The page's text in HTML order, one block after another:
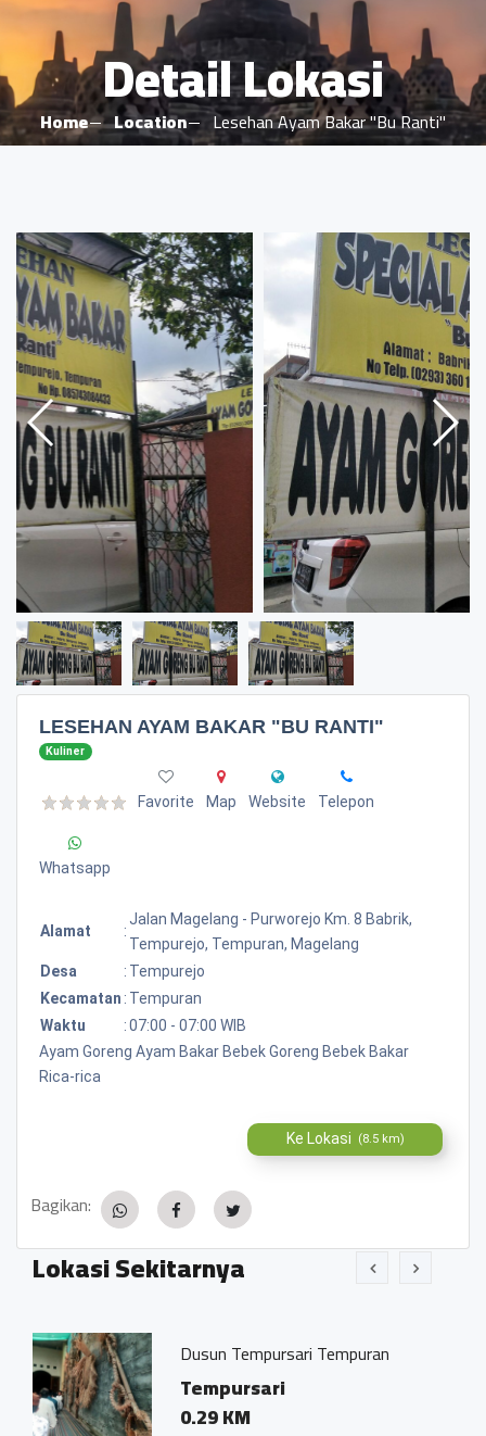
Detail Lokasi
Home Location Lesehan Ayam Bakar "Bu Ranti"
LESEHAN AYAM BAKAR "BU RANTI"
Kuliner
Favorite Map Website Telepon
Whatsapp
Alamat :
Jalan Magelang - Purworejo Km. 8 Babrik,
Tempurejo, Tempuran, Magelang
Desa
: Tempurejo
Kecamatan : Tempuran
Waktu
:07:00 - 07:00 WIB
Ayam Goreng Ayam Bakar Bebek Goreng Bebek Bakar
Rica-rica
Ke Lokasi (8.5 km)
Bagikan:
Lokasi Sekitarnya
Dusun Tempursari Tempuran
Tempursari
0.29 KM